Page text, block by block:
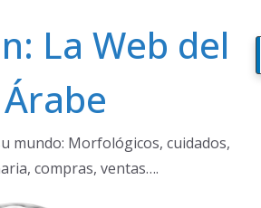
La Web del
mundo: Morfológicos, cuidados,
compras, ventas….